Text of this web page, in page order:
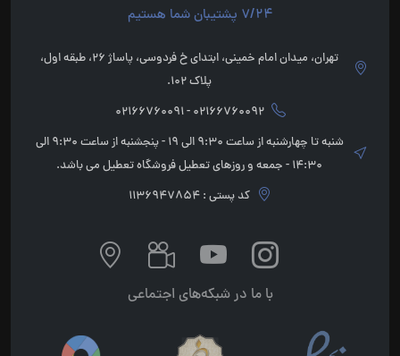
7/24 پشتیبان شما هستیم
تهران، میدان امام خمینی، ابتدای خ فردوسی، پاساژ 26، طبقه اول،
پلاک 102.
02166760092 - 02166760091
شنبه تا چهارشنبه از ساعت 9:30 الی 19 - پنجشنبه از ساعت 9:30 الی
14:30 - جمعه و روزهای تعطیل فروشگاه تعطیل می باشد.
کد پستی : 1136947854
با ما در شبکه‌های اجتماعی